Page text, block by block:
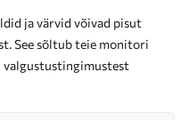
ja värvid võivad pisut
See sõltub teie monitori
valgustustingimustest